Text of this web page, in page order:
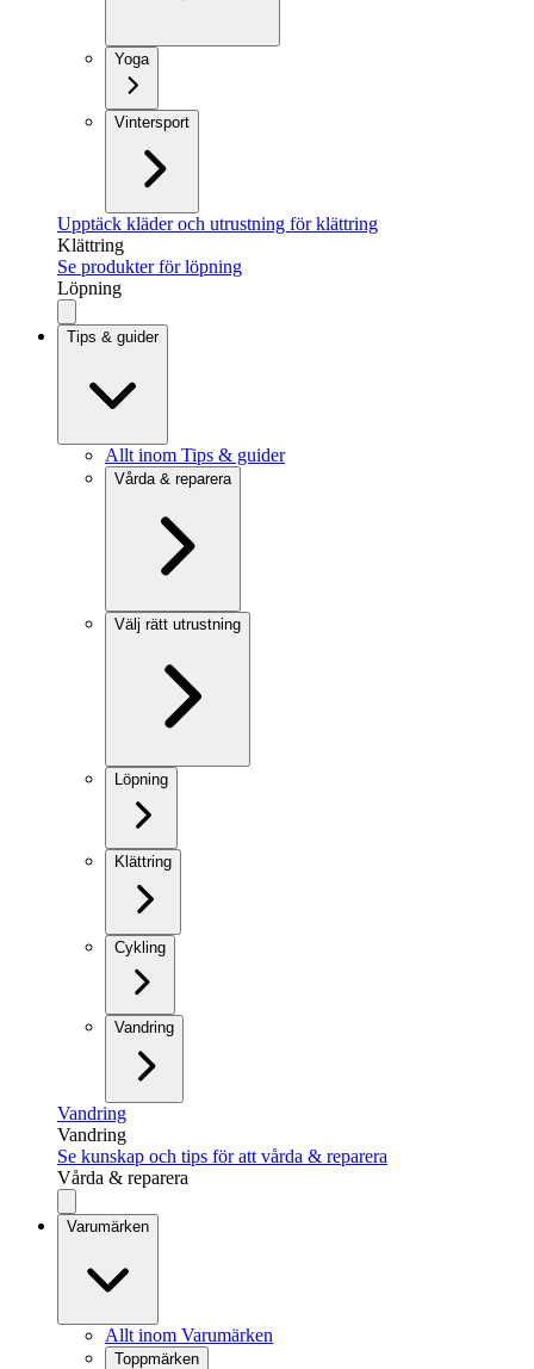
Yoga
Vintersport
Upptäck kläder och utrustning för klättring
Klättring
Se produkter för löpning
Löpning
Tips & guider
Allt inom Tips & guider
Vårda & reparera
Välj rätt utrustning
Löpning
Klättring
Cykling
Vandring
Vandring
Vandring
Se kunskap och tips för att vårda & reparera
Vårda & reparera
Varumärken
Allt inom Varumärken
Toppmärken